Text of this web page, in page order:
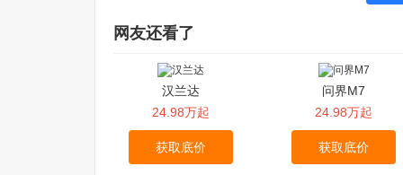
网友还看了
汉兰达
24.98万起
获取底价
问界M7
24.98万起
获取底价